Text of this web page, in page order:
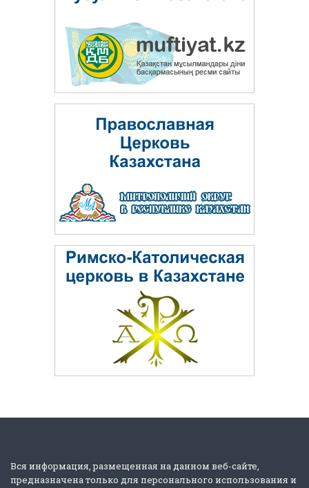
Вся информация, размещенная на данном веб-сайте,
предназначена только для персонального использования и